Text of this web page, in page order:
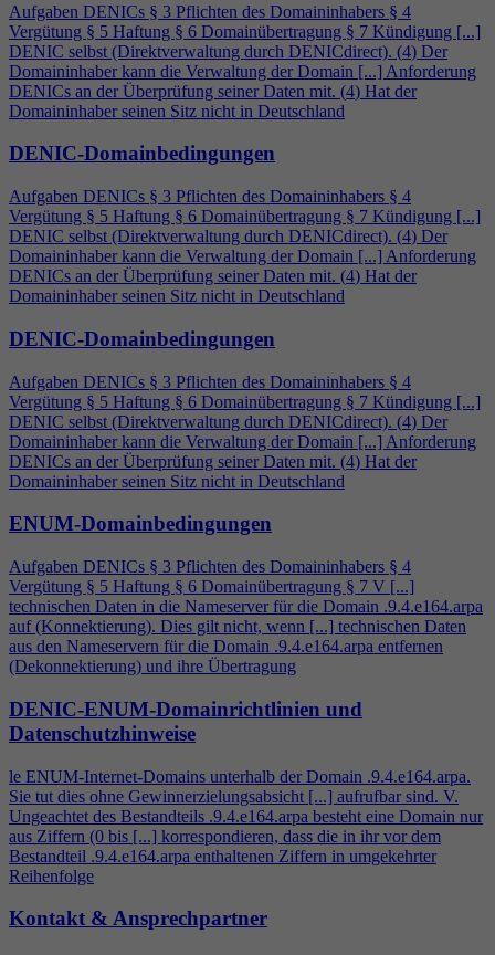
Aufgaben DENICs § 3 Pflichten des Domaininhabers § 4
Vergütung § 5 Haftung § 6 Domainübertragung § 7 Kündigung [...]
DENIC selbst (Direktverwaltung durch DENICdirect). (4) Der
Domaininhaber kann die Verwaltung der Domain [...] Anforderung
DENICs an der Überprüfung seiner Daten mit. (4) Hat der
Domaininhaber seinen Sitz nicht in Deutschland
DENIC-Domainbedingungen
Aufgaben DENICs § 3 Pflichten des Domaininhabers § 4
Vergütung § 5 Haftung § 6 Domainübertragung § 7 Kündigung [...]
DENIC selbst (Direktverwaltung durch DENICdirect). (4) Der
Domaininhaber kann die Verwaltung der Domain [...] Anforderung
DENICs an der Überprüfung seiner Daten mit. (4) Hat der
Domaininhaber seinen Sitz nicht in Deutschland
DENIC-Domainbedingungen
Aufgaben DENICs § 3 Pflichten des Domaininhabers § 4
Vergütung § 5 Haftung § 6 Domainübertragung § 7 Kündigung [...]
DENIC selbst (Direktverwaltung durch DENICdirect). (4) Der
Domaininhaber kann die Verwaltung der Domain [...] Anforderung
DENICs an der Überprüfung seiner Daten mit. (4) Hat der
Domaininhaber seinen Sitz nicht in Deutschland
ENUM-Domainbedingungen
Aufgaben DENICs § 3 Pflichten des Domaininhabers § 4
Vergütung § 5 Haftung § 6 Domainübertragung § 7 V [...]
technischen Daten in die Nameserver für die Domain .9.4.e164.arpa
auf (Konnektierung). Dies gilt nicht, wenn [...] technischen Daten
aus den Nameservern für die Domain .9.4.e164.arpa entfernen
(Dekonnektierung) und ihre Übertragung
DENIC-ENUM-Domainrichtlinien und
Datenschutzhinweise
le ENUM-Internet-Domains unterhalb der Domain .9.4.e164.arpa.
Sie tut dies ohne Gewinnerzielungsabsicht [...] aufrufbar sind. V.
Ungeachtet des Bestandteils .9.4.e164.arpa besteht eine Domain nur
aus Ziffern (0 bis [...] korrespondieren, dass die in ihr vor dem
Bestandteil .9.4.e164.arpa enthaltenen Ziffern in umgekehrter
Reihenfolge
Kontakt & Ansprechpartner